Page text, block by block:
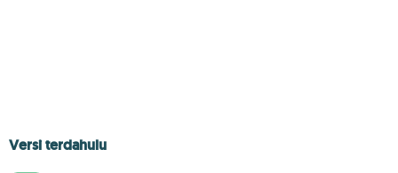
Versi terdahulu